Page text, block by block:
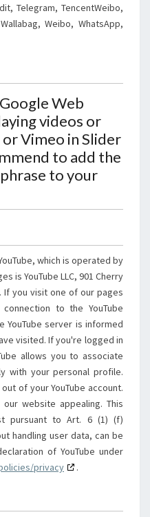
Telegram, TencentWeibo,
Weibo, WhatsApp,
Web
videos or
or Vimeo in Slider
to add the
to your
which is operated by
is YouTube LLC, 901 Cherry
If you visit one of our pages
to the YouTube
YouTube server is informed
visited. If you're logged in
allows you to associate
with your personal profile.
of your YouTube account.
website appealing. This
pursuant to Art. 6 (1) (f)
handling user data, can be
of YouTube under
privacy
.